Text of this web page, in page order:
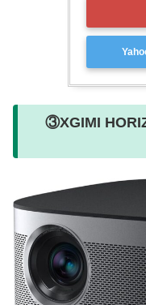
③‎XGIMI